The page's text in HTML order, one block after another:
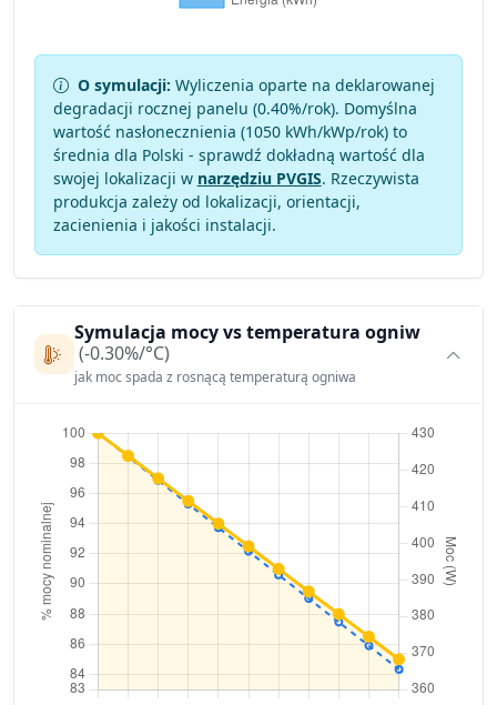
O symulacji: Wyliczenia oparte na deklarowanej
degradacji rocznej panelu (0.40%/rok). Domyślna
wartość nasłonecznienia (1050 kWh/kWp/rok) to
średnia dla Polski - sprawdź dokładną wartość dla
swojej lokalizacji w narzędziu PVGIS. Rzeczywista
produkcja zależy od lokalizacji, orientacji,
zacienienia i jakości instalacji.
Symulacja mocy vs temperatura ogniw
(-0.30%/°C)
jak moc spada z rosnącą temperaturą ogniwa